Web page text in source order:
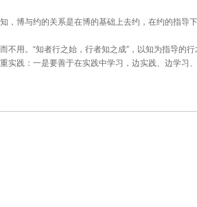
与约的关系是在博的基础上去约，在约的指导下
。“知者行之始，行者知之成”，以知为指导的行
践：一是要善于在实践中学习，边实践、边学习